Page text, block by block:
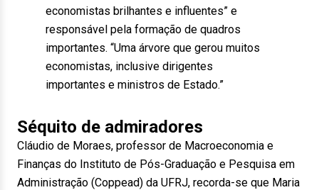
economistas brilhantes e influentes” e
responsável pela formação de quadros
importantes. “Uma árvore que gerou muitos
economistas, inclusive dirigentes
importantes e ministros de Estado.”
Séquito de admiradores
Cláudio de Moraes, professor de Macroeconomia e
Finanças do Instituto de Pós-Graduação e Pesquisa em
Administração (Coppead) da UFRJ, recorda-se que Maria